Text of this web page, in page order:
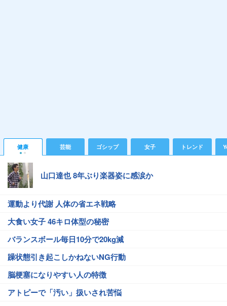
健康 芸能 ゴシップ 女子 トレンド
山口達也 8年ぶり楽器姿に感涙か
運動より代謝 人体の省エネ戦略
大食い女子 46キロ体型の秘密
バランスボール毎日10分で20kg減
躁状態引き起こしかねないNG行動
脳梗塞になりやすい人の特徴
アトピーで「汚い」扱いされ苦悩